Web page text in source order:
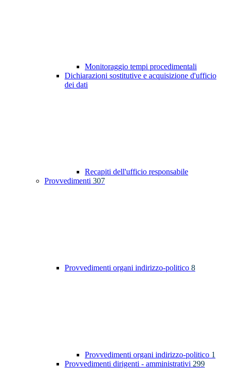
Monitoraggio tempi procedimentali
Dichiarazioni sostitutive e acquisizione d'ufficio
dei dati
Recapiti dell'ufficio responsabile
Provvedimenti 307
Provvedimenti organi indirizzo-politico 8
Provvedimenti organi indirizzo-politico 1
Provvedimenti dirigenti - amministrativi 299